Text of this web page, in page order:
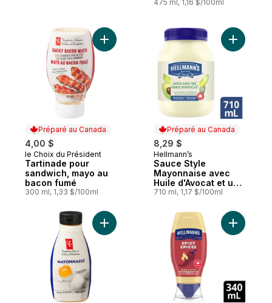
475 ml, 1,16 $/100ml
Préparé au Canada
4,00 $
Préparé au Canada
le Choix du Président
Tartinade pour
sandwich, mayo au
bacon fumé
300 ml, 1,33 $/100ml
Ajouter Tartinade pour sandwich, mayo
Préparé au Canada
8,29 $
Préparé au Canada
Hellmann’s
Sauce Style
Mayonnaise avec
Huile d'Avocat et un
Soupçon de Lime
710 ml, 1,17 $/100ml
Ajouter
Ajouter Mayonnaise au panier Ajouter